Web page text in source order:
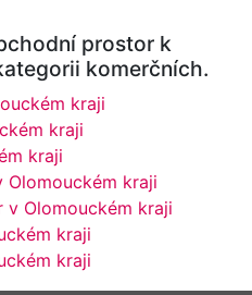
prostor k
komerčních.
kraji
kraji
kraji
kraji
Olomouckém kraji
kraji
kraji